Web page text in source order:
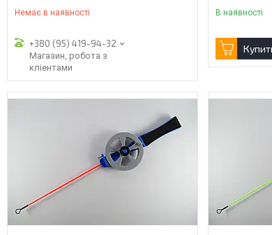
Немає в наявності
+380 (95) 419-94-32
Магазин, робота з
кліентами
В наявності